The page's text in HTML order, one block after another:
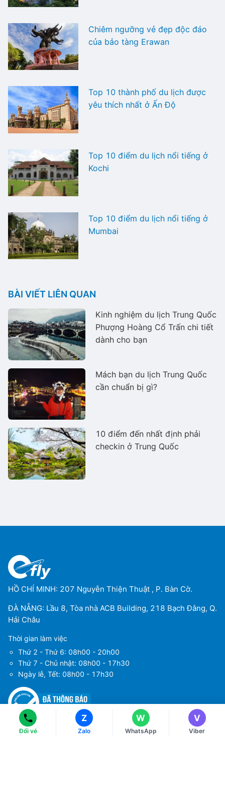
Chiêm ngưỡng vẻ đẹp độc đáo
của bảo tàng Erawan
Top 10 thành phố du lịch được
yêu thích nhất ở Ấn Độ
Top 10 điểm du lịch nổi tiếng ở
Kochi
Top 10 điểm du lịch nổi tiếng ở
Mumbai
BÀI VIẾT LIÊN QUAN
Kinh nghiệm du lịch Trung Quốc
Phượng Hoàng Cổ Trấn chi tiết
dành cho bạn
Mách bạn du lịch Trung Quốc
cần chuẩn bị gì?
10 điểm đến nhất định phải
checkin ở Trung Quốc
HỒ CHÍ MINH: 207 Nguyễn Thiện Thuật , P. Bàn Cờ.
ĐÀ NẴNG: Lầu 8, Tòa nhà ACB Building, 218 Bạch Đằng, Q.
Hải Châu
Thời gian làm việc
Thứ 2 - Thứ 6: 08h00 - 20h00
Thứ 7 - Chủ nhật: 08h00 - 17h30
Ngày lễ, Tết: 08h00 - 17h30
Tải ứng dụng Về chúng tôi
Đổi vé
Z
Zalo
W
WhatsApp
Ms Hằng
V
Viber